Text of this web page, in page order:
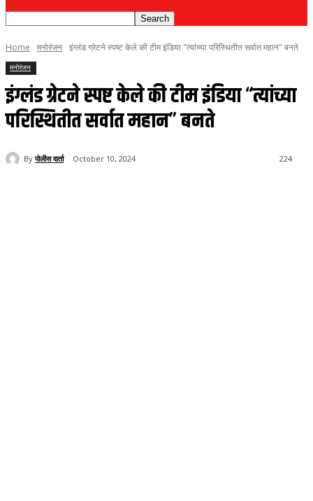
Home मनोरंजन इंग्लंड ग्रेटने स्पष्ट केले की टीम इंडिया "त्यांच्या परिस्थितीत सर्वात महान" बनते
मनोरंजन
इंग्लंड ग्रेटने स्पष्ट केले की टीम इंडिया “त्यांच्या
परिस्थितीत सर्वात महान” बनते
By पोलीस वार्ता October 10, 2024 224